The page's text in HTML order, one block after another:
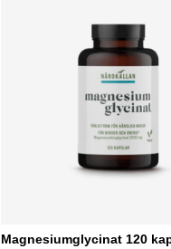
Magnesiumglycinat 120